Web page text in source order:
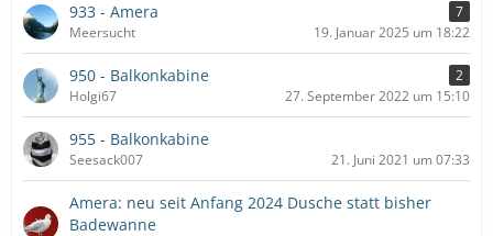
933 - Amera
7
Meersucht
19. Januar 2025 um 18:22
950 - Balkonkabine
2
Holgi67
27. September 2022 um 15:10
955 - Balkonkabine
Seesack007 21. Juni 2021 um 07:33
Amera: neu seit Anfang 2024 Dusche statt bisher
Badewanne